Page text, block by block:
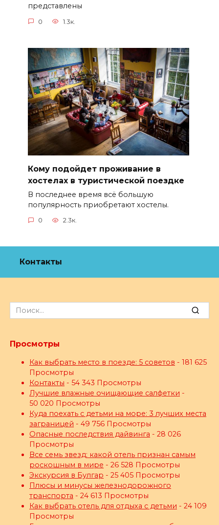
представлены
0 1.3к.
Кому подойдет проживание в
хостелах в туристической поездке
В последнее время всё большую
популярность приобретают хостелы.
0 2.3к.
Контакты
Search
for:
Просмотры
Как выбрать место в поезде: 5 советов - 181 625
Просмотры
Контакты - 54 343 Просмотры
Лучшие влажные очищающие салфетки -
50 020 Просмотры
Куда поехать с детьми на море: 3 лучших места
заграницей - 49 756 Просмотры
Опасные последствия дайвинга - 28 026
Просмотры
Все семь звезд: какой отель признан самым
роскошным в мире - 26 528 Просмотры
Экскурсия в Булгар - 25 405 Просмотры
Плюсы и минусы железнодорожного
транспорта - 24 613 Просмотры
Как выбрать отель для отдыха с детьми - 24 109
Просмотры